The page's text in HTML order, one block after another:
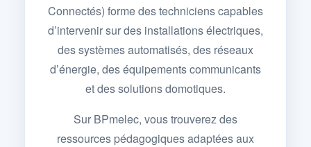
Connectés) forme des techniciens capables
d’intervenir sur des installations électriques,
des systèmes automatisés, des réseaux
d’énergie, des équipements communicants
et des solutions domotiques.
Sur BPmelec, vous trouverez des
ressources pédagogiques adaptées aux